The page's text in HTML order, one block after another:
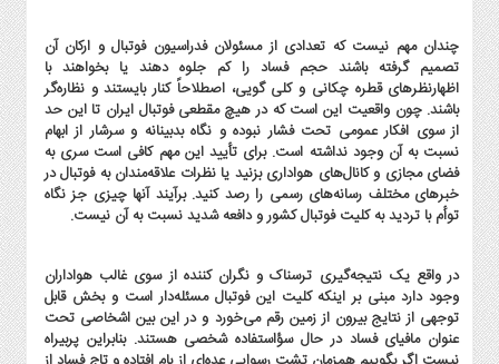
چندان مهم نیست که تعدادی از مسئولان فدراسیون فوتبال و ارکان آن
تصمیم گرفته باشند حجم فساد را کم جلوه دهند یا بخواهند با
اظهارنظرهای قطره چکانی و کلی گویی، اصطلاحاً کنار بایستند و نظاره‌گر
باشند. چون واقعیت این است که در هیچ مقطعی فوتبال ایران تا این حد
از سوی افکار عمومی تحت فشار نبوده و نگاه بدبینانه و سرشار از ابهام
نسبت به آن وجود نداشته است. برای تأیید این مهم کافی است سری به
فضای مجازی و کانال‌های هواداری بزنید یا نظرات علاقه‌مندان به فوتبال در
خبرهای مختلف رسانه‌های رسمی را رصد کنید. برآیند آنها چیزی جز نگاه
توأم با تردید به کلیت فوتبال کشور و دافعه شدید نسبت به آن نیست.
در واقع یک نتیجه‌گیری ترسناک و نگران کننده از سوی غالب هواداران
وجود دارد مبنی بر اینکه کلیت این فوتبال مسئله‌‌دار است و بخش قابل
توجهی از نتایج بیرون از زمین رقم می‌خورد و در این بین اشخاصی تحت
عنوان مافیای فساد در حال سؤاستفاده شخصی هستند. بنابراین پربیراه